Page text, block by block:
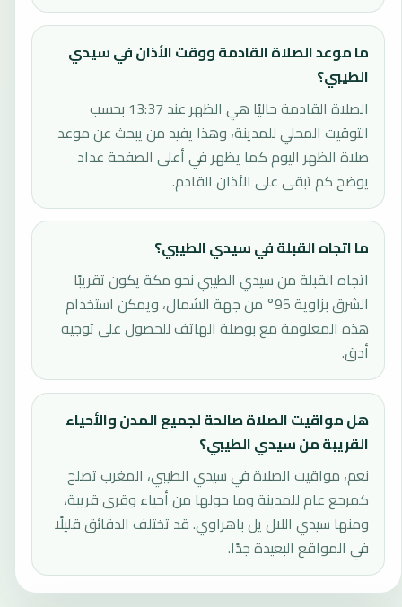
ما موعد الصلاة القادمة ووقت الأذان في سيدي
الطيبي؟
الصلاة القادمة حاليًا هي الظهر عند 13:37 بحسب
التوقيت المحلي للمدينة، وهذا يفيد من يبحث عن موعد
صلاة الظهر اليوم كما يظهر في أعلى الصفحة عداد
يوضح كم تبقى على الأذان القادم.
ما اتجاه القبلة في سيدي الطيبي؟
اتجاه القبلة من سيدي الطيبي نحو مكة يكون تقريبًا
الشرق بزاوية 95° من جهة الشمال، ويمكن استخدام
هذه المعلومة مع بوصلة الهاتف للحصول على توجيه
أدق.
هل مواقيت الصلاة صالحة لجميع المدن والأحياء
القريبة من سيدي الطيبي؟
نعم، مواقيت الصلاة في سيدي الطيبي، المغرب تصلح
كمرجع عام للمدينة وما حولها من أحياء وقرى قريبة،
ومنها سيدي اللال يل باهراوي. قد تختلف الدقائق قليلًا
في المواقع البعيدة جدًا.